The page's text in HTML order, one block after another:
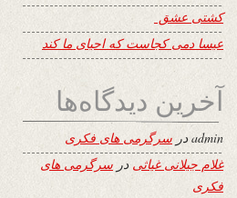
کشتی عشق
عیسا دمی کجاست که احیای ما کند
آخرین دیدگاه‌ها
adminدر سرگرمی های فکری
غلام جیلانی غیاثی در سرگرمی های
فکری